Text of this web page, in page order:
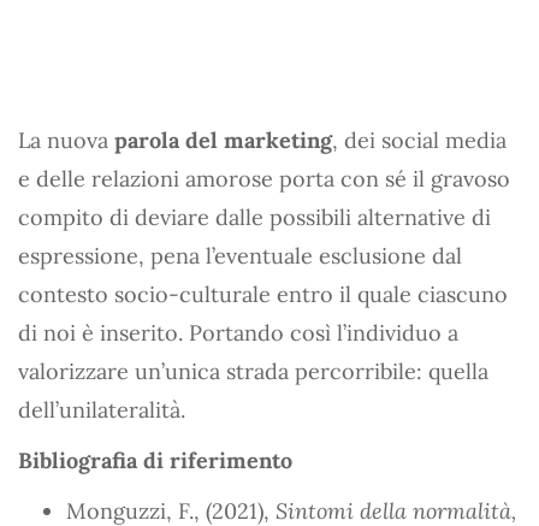
La nuova parola del marketing, dei social media
e delle relazioni amorose porta con sé il gravoso
compito di deviare dalle possibili alternative di
espressione, pena l’eventuale esclusione dal
contesto socio-culturale entro il quale ciascuno
di noi è inserito. Portando così l’individuo a
valorizzare un’unica strada percorribile: quella
dell’unilateralità.
Bibliografia di riferimento
Monguzzi, F., (2021), Sintomi della normalità,